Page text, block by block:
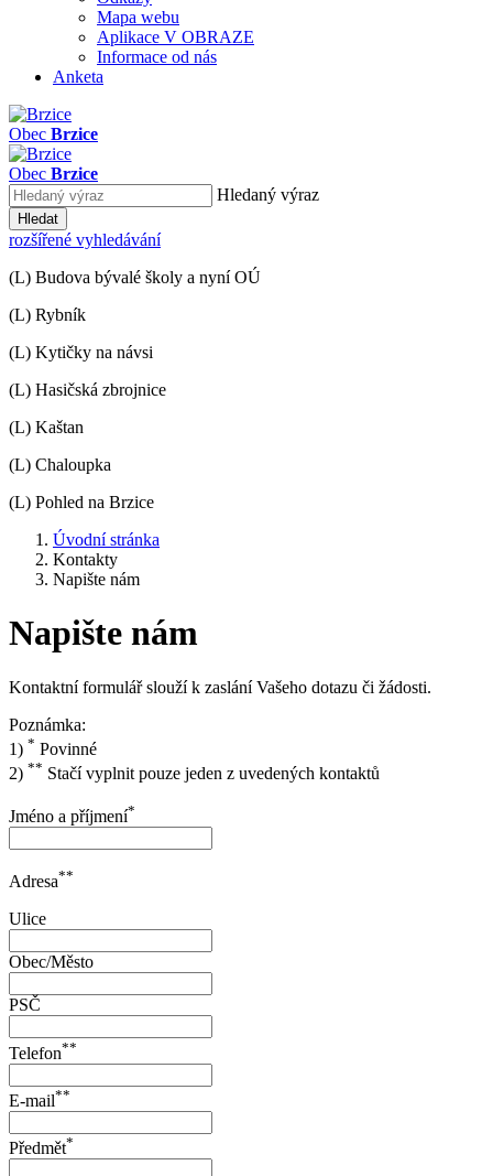
Mapa webu
Aplikace V OBRAZE
Informace od nás
Anketa
Obec Brzice
Obec Brzice
Hledaný výraz
Hledat
rozšířené vyhledávání
(L) Budova bývalé školy a nyní OÚ
(L) Rybník
(L) Kytičky na návsi
(L) Hasičská zbrojnice
(L) Kaštan
(L) Chaloupka
(L) Pohled na Brzice
Úvodní stránka
Kontakty
Napište nám
Napište nám
Kontaktní formulář slouží k zaslání Vašeho dotazu či žádosti.
Poznámka:
1) * Povinné
2) ** Stačí vyplnit pouze jeden z uvedených kontaktů
Jméno a příjmení*
Adresa**
Ulice
Obec/Město
PSČ
Telefon**
E-mail**
Předmět*